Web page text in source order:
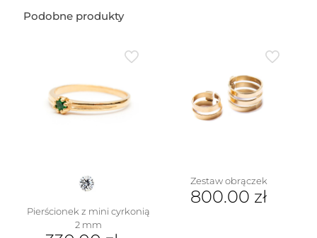
Podobne produkty
Pierścionek z mini cyrkonią
2 mm
Zestaw obrączek
800.00 zł